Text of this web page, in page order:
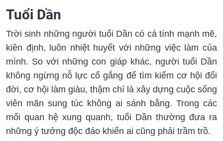
Tuổi Dần
Trời sinh những người tuổi Dần có cá tính mạnh mẽ,
kiên định, luôn nhiệt huyết với những việc làm của
mình. So với những con giáp khác, người tuổi Dần
không ngừng nỗ lực cố gắng để tìm kiếm cơ hội đổi
đời, cơ hội làm giàu, thậm chí là xây dựng cuộc sống
viên mãn sung túc không ai sánh bằng. Trong các
mối quan hệ xung quanh, tuổi Dần thường đưa ra
những ý tưởng độc đáo khiến ai cũng phải trầm trồ.